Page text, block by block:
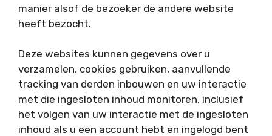
manier alsof de bezoeker de andere website
heeft bezocht.
Deze websites kunnen gegevens over u
verzamelen, cookies gebruiken, aanvullende
tracking van derden inbouwen en uw interactie
met die ingesloten inhoud monitoren, inclusief
het volgen van uw interactie met de ingesloten
inhoud als u een account hebt en ingelogd bent